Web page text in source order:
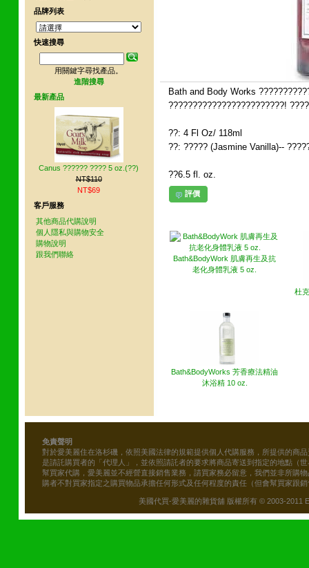
Bath and Body Works
????????????????????????!
??: 4 Fl Oz/ 118ml
??: ????? (Jasmine Vanilla)--
??6.5 fl. oz.
評價
Bath&BodyWork 肌膚再生及抗
老化身體乳液 5 oz.
杜
Bath&BodyWorks 芳香療法精油
沐浴精 10 oz.
品牌列表
快速搜尋
用關鍵字尋找產品。
進階搜尋
最新產品
Canus ?????? ???? 5 oz.(??)
NT$110
NT$69
客戶服務
其他商品代購說明
個人隱私與購物安全
購物說明
跟我們聯絡
免責聲明
對於愛美麗住在洛杉磯，依照美國法律的規範提供個人代購服務，所提供的商
是請託購買者的「代理人」，並依照請託者的要求將商品寄送到指定的地點（
幫買家代購，愛美麗並不經營直接銷售業務，請買家務必留意，我們並非所購
購者不對買家指定之購買物品承擔任何形式及任何程度的責任（但會幫買家跟
美國代買-愛美麗的雜貨舖 版權所有 © 2003-2011